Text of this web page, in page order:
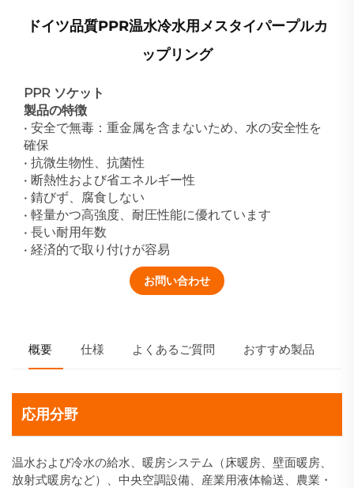
ドイツ品質PPR温水冷水用メスタイパープルカ
ップリング
PPR ソケット
製品の特徴
• 安全で無毒：重金属を含まないため、水の安全性を
確保
• 抗微生物性、抗菌性
• 断熱性および省エネルギー性
• 錆びず、腐食しない
• 軽量かつ高強度、耐圧性能に優れています
• 長い耐用年数
• 経済的で取り付けが容易
お問い合わせ
概要 仕様 よくあるご質問 おすすめ製品
応用分野
温水および冷水の給水、暖房システム（床暖房、壁面暖房、
放射式暖房など）、中央空調設備、産業用液体輸送、農業・